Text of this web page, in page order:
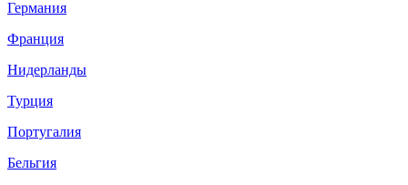
Германия
Франция
Нидерланды
Турция
Португалия
Бельгия